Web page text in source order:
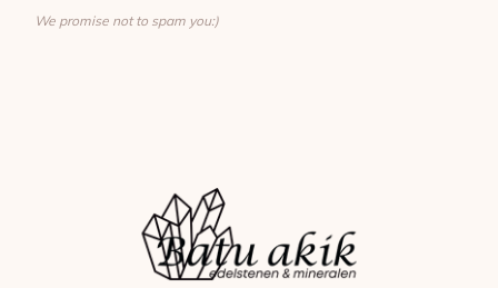
We promise not to spam you:)